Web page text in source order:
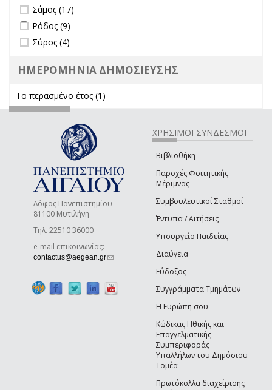
Apply Σάμος filter
Σάμος (17)
Apply Ρόδος filter
Ρόδος (9)
Apply Σύρος filter
Σύρος (4)
ΗΜΕΡΟΜΗΝΙΑ ΔΗΜΟΣΙΕΥΣΗΣ
Το περασμένο έτος (1)
Λόφος Πανεπιστημίου
81100 Μυτιλήνη
Τηλ. 22510 36000
e-mail επικοινωνίας:
contactus@aegean.gr(link sends e-mail)
ΧΡΗΣΙΜΟΙ ΣΥΝΔΕΣΜΟΙ
Βιβλιοθήκη
Παροχές Φοιτητικής
Μέριμνας
Συμβουλευτικοί Σταθμοί
Έντυπα / Αιτήσεις
Υπουργείο Παιδείας
Διαύγεια
Εύδοξος
Συγγράμματα Τμημάτων
Η Ευρώπη σου
Κώδικας Ηθικής και
Επαγγελματικής
Συμπεριφοράς
Υπαλλήλων του Δημόσιου
Τομέα
Πρωτόκολλα διαχείρισης